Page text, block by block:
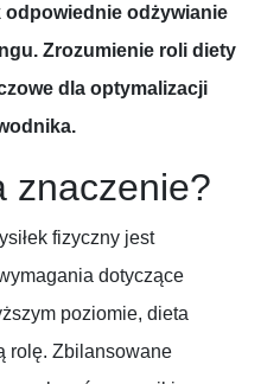
odpowiednie odżywianie
Zrozumienie roli diety
dla optymalizacji
znaczenie?
fizyczny jest
dotyczące
poziomie, dieta
rolę. Zbilansowane